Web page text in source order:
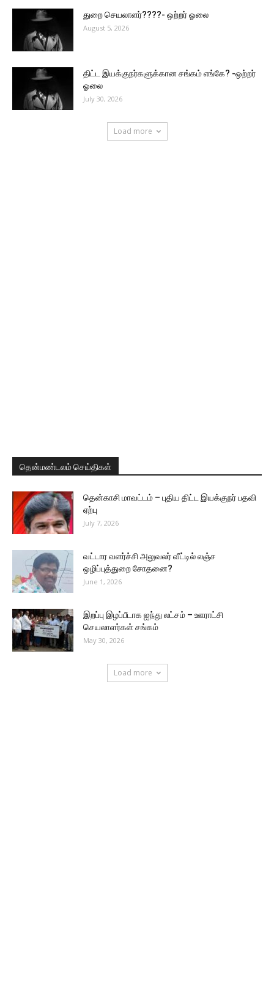
துறை செயலாளர்????- ஒற்றர் ஓலை
August 5, 2026
திட்ட இயக்குநர்களுக்கான சங்கம் எங்கே? -ஒற்றர்
ஓலை
July 30, 2026
Load more
தென்மண்டலம் செய்திகள்
தென்காசி மாவட்டம் – புதிய திட்ட இயக்குநர் பதவி
ஏற்பு
July 7, 2026
வட்டார வளர்ச்சி அலுவலர் வீட்டில் லஞ்ச
ஒழிப்புத்துறை சோதனை?
June 1, 2026
இறப்பு இழப்பீடாக ஐந்து லட்சம் – ஊராட்சி
செயலாளர்கள் சங்கம்
May 30, 2026
Load more